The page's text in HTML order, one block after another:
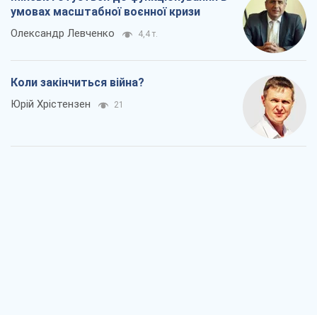
умовах масштабної воєнної кризи
Олександр Левченко 4,4 т.
Коли закінчиться війна?
Юрій Хрістензен 21